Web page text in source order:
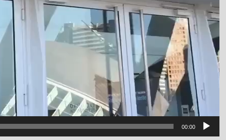
00:00